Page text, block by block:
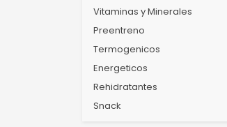
Vitaminas y Minerales
Preentreno
Termogenicos
Energeticos
Rehidratantes
Snack